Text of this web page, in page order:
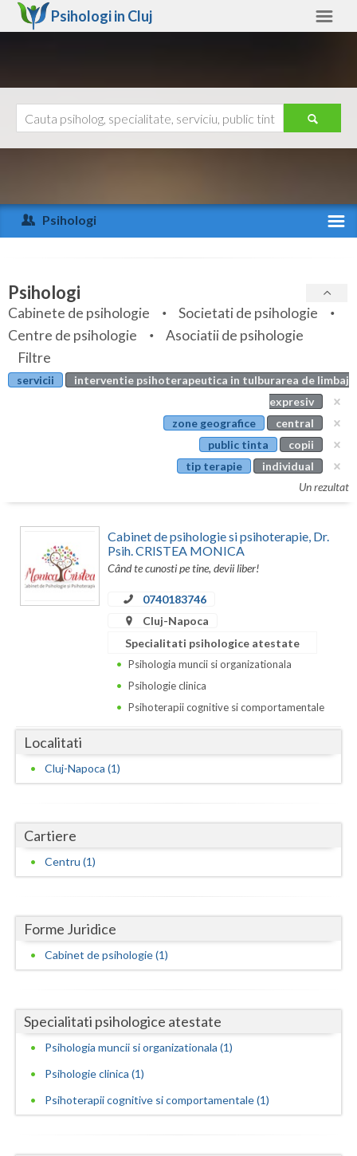
Psihologi in Cluj
Arad
Arges
Bihor
Bistrita-Nasaud
Botosani
Calarasi
Caras-Severin
Cluj
Galati
Giurgiu
Harghita
Hunedoara
Ilfov
Mehedinti
Mures
Neamt
Ajutor
Psihologi
Specialitati
Servicii
Articole
Evenimente
Psihologi
Cabinete de psihologie
Societati de psihologie
Centre de psihologie
Asociatii de psihologie
Filtre
servicii
interventie psihoterapeutica in tulburarea de limbaj
expresiv
zone geografice
central
public tinta
copii
tip terapie
individual
Un rezultat
Cabinet de psihologie si psihoterapie, Dr.
Psih. CRISTEA MONICA
Când te cunosti pe tine, devii liber!
0740183746
Cluj-Napoca
Specialitati psihologice atestate
Psihologia muncii si organizationala
Psihologie clinica
Psihoterapii cognitive si comportamentale
Localitati
Cluj-Napoca (1)
Cartiere
Centru (1)
Forme Juridice
Cabinet de psihologie (1)
Specialitati psihologice atestate
Psihologia muncii si organizationala (1)
Psihologie clinica (1)
Psihoterapii cognitive si comportamentale (1)